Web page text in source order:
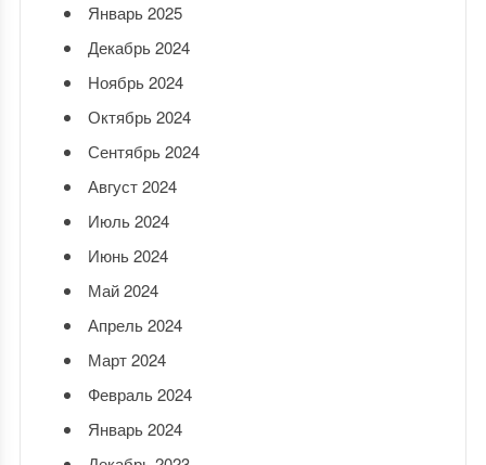
Январь 2025
Декабрь 2024
Ноябрь 2024
Октябрь 2024
Сентябрь 2024
Август 2024
Июль 2024
Июнь 2024
Май 2024
Апрель 2024
Март 2024
Февраль 2024
Январь 2024